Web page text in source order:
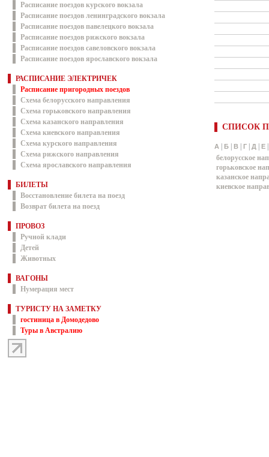
Расписание поездов курского вокзала
Расписание поездов ленинградского вокзала
Расписание поездов павелецкого вокзала
Расписание поездов рижского вокзала
Расписание поездов савеловского вокзала
Расписание поездов ярославского вокзала
РАСПИСАНИЕ ЭЛЕКТРИЧЕК
Расписание пригородных поездов
Схема белорусского направления
Схема горьковского направления
Схема казанского направления
Схема киевского направления
Схема курского направления
Схема рижского направления
Схема ярославского направления
БИЛЕТЫ
Восстановление билета на поезд
Возврат билета на поезд
ПРОВОЗ
Ручной клади
Детей
Животных
ВАГОНЫ
Нумерация мест
ТУРИСТУ НА ЗАМЕТКУ
гостиница в Домодедово
Туры в Австралию
СПИСОК
А Б В Г Д Е
белорусское
горьковское
казанское
киевское